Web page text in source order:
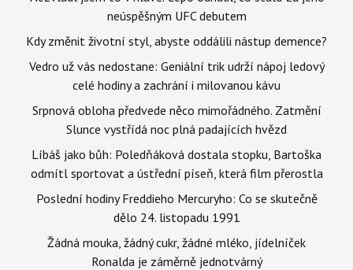
neúspěšným UFC debutem
Kdy změnit životní styl, abyste oddálili nástup demence?
Vedro už vás nedostane: Geniální trik udrží nápoj ledový
celé hodiny a zachrání i milovanou kávu
Srpnová obloha předvede něco mimořádného. Zatmění
Slunce vystřídá noc plná padajících hvězd
Líbáš jako bůh: Poledňáková dostala stopku, Bartoška
odmítl sportovat a ústřední píseň, která film přerostla
Poslední hodiny Freddieho Mercuryho: Co se skutečně
dělo 24. listopadu 1991
Žádná mouka, žádný cukr, žádné mléko, jídelníček
Ronalda je záměrně jednotvárný